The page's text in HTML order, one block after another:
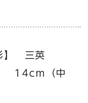
三英
14cm（中